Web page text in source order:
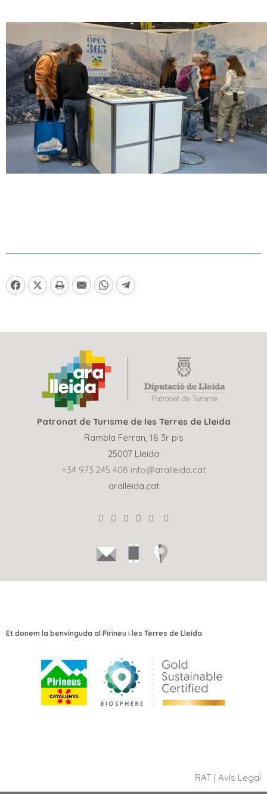
Patronat de Turisme de les Terres de Lleida
Rambla Ferran, 18 3r pis
25007 Lleida
+34 973 245 408 info@aralleida.cat
aralleida.cat
Et donem la benvinguda al Pirineu i les Terres de Lleida
RAT Avís Legal